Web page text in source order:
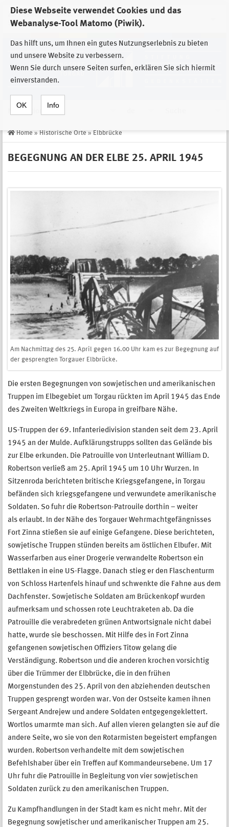
Diese Webseite verwendet Cookies und das
Webanalyse-Tool Matomo (Piwik).
Das hilft uns, um Ihnen ein gutes Nutzungserlebnis zu bieten
und unsere Website zu verbessern.
Wenn Sie durch unsere Seiten surfen, erklären Sie sich hiermit
einverstanden.
OK Info
Zur Auswahl der Einrichtungen der
Stiftung Sächsische Gedenkstätten
Home » Historische Orte » Elbbrücke
BEGEGNUNG AN DER ELBE 25. APRIL 1945
Am Nachmittag des 25. April gegen 16.00 Uhr kam es zur Begegnung auf
der gesprengten Torgauer Elbbrücke.
Die ersten Begegnungen von sowjetischen und amerikanischen
Truppen im Elbegebiet um Torgau rückten im April 1945 das Ende
des Zweiten Weltkriegs in Europa in greifbare Nähe.
US-Truppen der 69. Infanteriedivision standen seit dem 23. April
1945 an der Mulde. Aufklärungstrupps sollten das Gelände bis
zur Elbe erkunden. Die Patrouille von Unterleutnant William D.
Robertson verließ am 25. April 1945 um 10 Uhr Wurzen. In
Sitzenroda berichteten britische Kriegsgefangene, in Torgau
befänden sich kriegsgefangene und verwundete amerikanische
Soldaten. So fuhr die Robertson-Patrouile dorthin – weiter
als erlaubt. In der Nähe des Torgauer Wehrmachtgefängnisses
Fort Zinna stießen sie auf einige Gefangene. Diese berichteten,
sowjetische Truppen stünden bereits am östlichen Elbufer. Mit
Wasserfarben aus einer Drogerie verwandelte Robertson ein
Bettlaken in eine US-Flagge. Danach stieg er den Flaschenturm
von Schloss Hartenfels hinauf und schwenkte die Fahne aus dem
Dachfenster. Sowjetische Soldaten am Brückenkopf wurden
aufmerksam und schossen rote Leuchtraketen ab. Da die
Patrouille die verabredeten grünen Antwortsignale nicht dabei
hatte, wurde sie beschossen. Mit Hilfe des in Fort Zinna
gefangenen sowjetischen Offiziers Titow gelang die
Verständigung. Robertson und die anderen krochen vorsichtig
über die Trümmer der Elbbrücke, die in den frühen
Morgenstunden des 25. April von den abziehenden deutschen
Truppen gesprengt worden war. Von der Ostseite kamen ihnen
Sergeant Andrejew und andere Soldaten entgegengeklettert.
Wortlos umarmte man sich. Auf allen vieren gelangten sie auf die
andere Seite, wo sie von den Rotarmisten begeistert empfangen
wurden. Robertson verhandelte mit dem sowjetischen
Befehlshaber über ein Treffen auf Kommandeursebene. Um 17
Uhr fuhr die Patrouille in Begleitung von vier sowjetischen
Soldaten zurück zu den amerikanischen Truppen.
Zu Kampfhandlungen in der Stadt kam es nicht mehr. Mit der
Begegnung sowjetischer und amerikanischer Truppen am 25.